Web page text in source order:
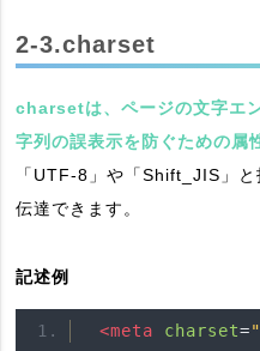
2-3.charset
charsetは、ページの文字エ
字列の誤表示を防ぐための属
「UTF-8」や「Shift_JIS」
伝達できます。
記述例
<meta charset="